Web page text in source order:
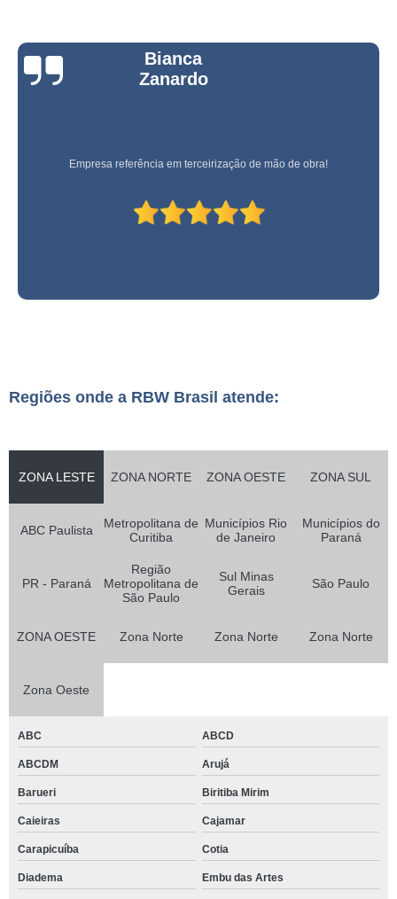
Bianca
Zanardo
Empresa referência em terceirização de mão de obra!
Regiões onde a RBW Brasil atende:
ZONA LESTE ZONA NORTE ZONA OESTE ZONA SUL
ABC Paulista
Metropolitana de
Curitiba
Municípios Rio
de Janeiro
Municípios do
Paraná
PR - Paraná
Região
Metropolitana de
São Paulo
Sul Minas
Gerais
São Paulo
ZONA OESTE Zona Norte Zona Norte Zona Norte
Zona Oeste
ABC ABCD
ABCDM Arujá
Barueri Biritiba Mirim
Caieiras Cajamar
Carapicuíba Cotia
Diadema Embu das Artes